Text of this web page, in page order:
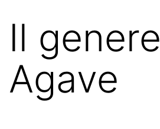
Il genere
Agave